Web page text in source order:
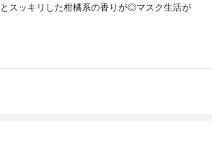
スッキリした柑橘系の香りが◎マスク生活が